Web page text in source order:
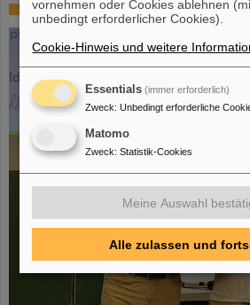
SPARC-Promotionspreis 2024
vornehmen oder Cookies ablehnen
unbedingt erforderlicher Cookies).
Cookie-Hinweis und weitere
Essentials (immer erforderlich)
Zweck: Unbedingt erforderliche
Matomo
Zweck: Statistik-Cookies
Meine Auswahl
Alle zulassen und